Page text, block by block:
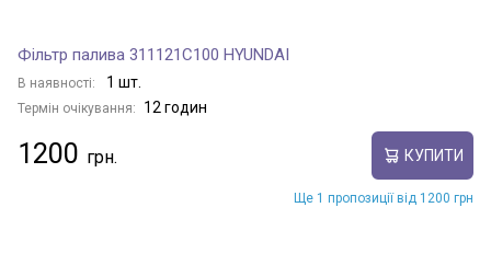
Фільтр палива 311121C100 HYUNDAI
В наявності: 1 шт.
Термін очікування: 12 годин
1200 КУПИТИ
Ще 1 пропозиції від 1200 грн